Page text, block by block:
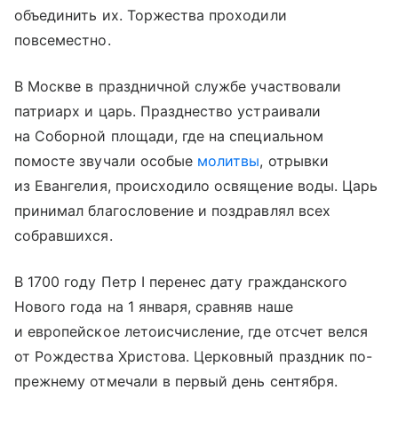
объединить их. Торжества проходили
повсеместно.
В Москве в праздничной службе участвовали
патриарх и царь. Празднество устраивали
на Соборной площади, где на специальном
помосте звучали особые молитвы, отрывки
из Евангелия, происходило освящение воды. Царь
принимал благословение и поздравлял всех
собравшихся.
В 1700 году Петр I перенес дату гражданского
Нового года на 1 января, сравняв наше
и европейское летоисчисление, где отсчет велся
от Рождества Христова. Церковный праздник по-
прежнему отмечали в первый день сентября.